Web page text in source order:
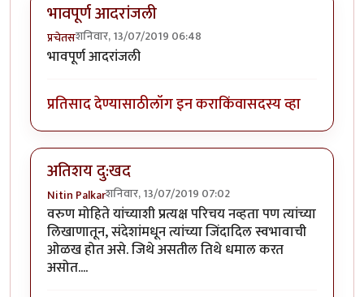
भावपूर्ण आदरांजली
प्रचेतसशनिवार, 13/07/2019 06:48
भावपूर्ण आदरांजली
प्रतिसाद देण्यासाठीलॉग इन कराकिंवासदस्य व्हा
अतिशय दु:खद
Nitin Palkarशनिवार, 13/07/2019 07:02
वरुण मोहिते यांच्याशी प्रत्यक्ष परिचय नव्हता पण त्यांच्या
लिखाणातून, संदेशांमधून त्यांच्या जिंदादिल स्वभावाची
ओळख होत असे. जिथे असतील तिथे धमाल करत
असोत....